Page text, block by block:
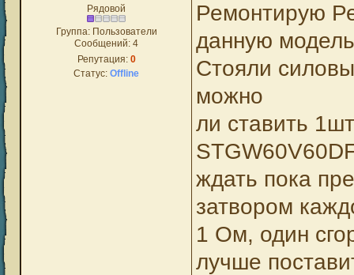
Рядовой
Группа: Пользователи
Сообщений: 4
Репутация: 0
Статус: Offline
Ремонтирую
данную
Стояли
можно
ли ставить
ждать пока
затвором
1 Ом, один
лучше